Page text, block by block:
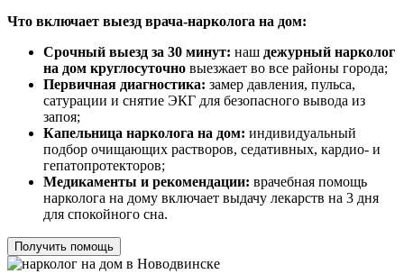
Что включает выезд врача-нарколога на дом:
Срочный выезд за 30 минут: наш дежурный нарколог
на дом круглосуточно выезжает во все районы города;
Первичная диагностика: замер давления, пульса,
сатурации и снятие ЭКГ для безопасного вывода из
запоя;
Капельница нарколога на дом: индивидуальный
подбор очищающих растворов, седативных, кардио- и
гепатопротекторов;
Медикаменты и рекомендации: врачебная помощь
нарколога на дому включает выдачу лекарств на 3 дня
для спокойного сна.
Получить помощь